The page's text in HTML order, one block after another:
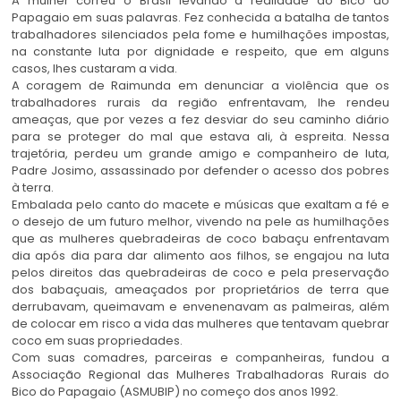
Papagaio em suas palavras. Fez conhecida a batalha de tantos
trabalhadores silenciados pela fome e humilhações impostas,
na constante luta por dignidade e respeito, que em alguns
casos, lhes custaram a vida.
A coragem de Raimunda em denunciar a violência que os
trabalhadores rurais da região enfrentavam, lhe rendeu
ameaças, que por vezes a fez desviar do seu caminho diário
para se proteger do mal que estava ali, à espreita. Nessa
trajetória, perdeu um grande amigo e companheiro de luta,
Padre Josimo, assassinado por defender o acesso dos pobres
à terra.
Embalada pelo canto do macete e músicas que exaltam a fé e
o desejo de um futuro melhor, vivendo na pele as humilhações
que as mulheres quebradeiras de coco babaçu enfrentavam
dia após dia para dar alimento aos filhos, se engajou na luta
pelos direitos das quebradeiras de coco e pela preservação
dos babaçuais, ameaçados por proprietários de terra que
derrubavam, queimavam e envenenavam as palmeiras, além
de colocar em risco a vida das mulheres que tentavam quebrar
coco em suas propriedades.
Com suas comadres, parceiras e companheiras, fundou a
Associação Regional das Mulheres Trabalhadoras Rurais do
Bico do Papagaio (ASMUBIP) no começo dos anos 1992.